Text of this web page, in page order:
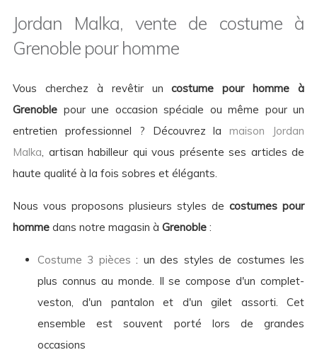
Jordan Malka, vente de costume à
Grenoble pour homme
Vous cherchez à revêtir uncostume pour homme à
Grenoble pour une occasion spéciale ou même pour un
entretien professionnel ? Découvrez lamaison Jordan
Malka, artisan habilleur qui vous présente ses articles de
haute qualité à la fois sobres et élégants.
Nous vous proposons plusieurs styles de costumes pour
homme dans notre magasin à Grenoble :
Costume 3 pièces : un des styles de costumes les
plus connus au monde. Il se compose d'un complet-
veston, d'un pantalon et d'un gilet assorti. Cet
ensemble est souvent porté lors de grandes
occasions